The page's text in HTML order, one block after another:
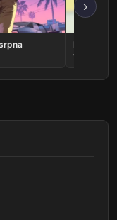
vlastní
›